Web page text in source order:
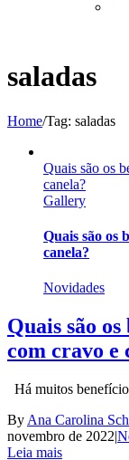
saladas
Home/Tag: saladas
Quais são os
canela?
Gallery
Quais são os
canela?
Novidades
Quais são
com cravo e
Há muitos
By Ana Carolina
novembro de 2022|
Leia mais